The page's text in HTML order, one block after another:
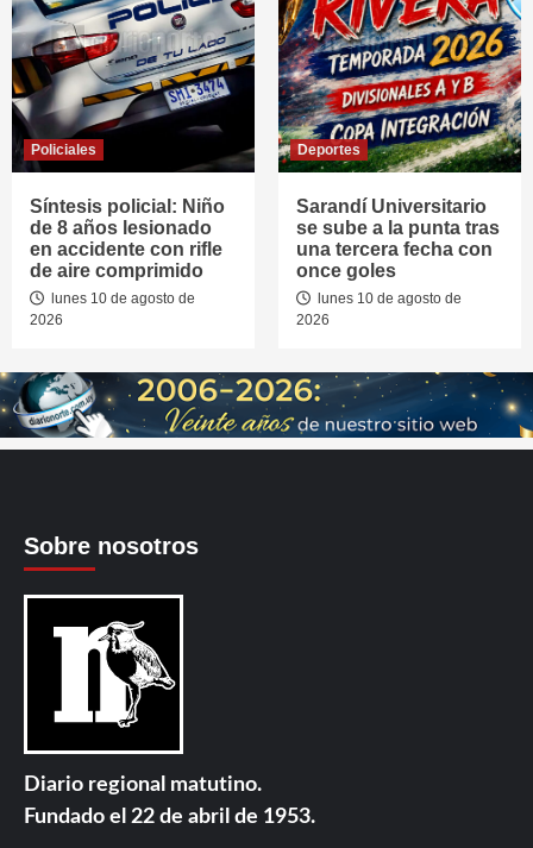
Policiales
Síntesis policial: Niño
de 8 años lesionado
en accidente con rifle
de aire comprimido
lunes 10 de agosto de
2026
Deportes
Sarandí Universitario
se sube a la punta tras
una tercera fecha con
once goles
lunes 10 de agosto de
2026
Sobre nosotros
Diario regional matutino.
Fundado el 22 de abril de 1953.